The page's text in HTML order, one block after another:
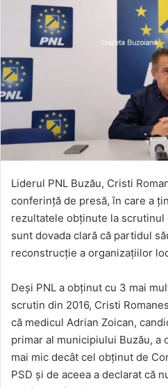
Liderul PNL Buzău, Cristi
conferință de presă, în care a
rezultatele obținute la scrutinul
sunt dovada clară că partidul
reconstrucție a organizațiilor
Deși PNL a obținut cu 3 mai
scrutin din 2016, Cristi
că medicul Adrian Zoican,
primar al municipiului Buzău, a
mai mic decât cel obținut de
PSD și de aceea a declarat că